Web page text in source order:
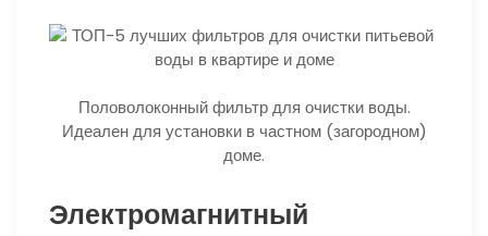
Половолоконный фильтр для очистки воды.
Идеален для установки в частном (загородном)
доме.
Электромагнитный